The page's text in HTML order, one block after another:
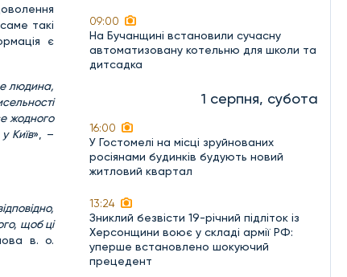
такі
є
людина,
жодного
Київ», –
щоб ці
в. о.
09:00
На Бучанщині встановили сучасну
автоматизовану котельню для школи та
дитсадка
1 серпня, субота
16:00
У Гостомелі на місці зруйнованих
росіянами будинків будують новий
житловий квартал
13:24
Зниклий безвісти 19-річний підліток із
Херсонщини воює у складі армії РФ:
уперше встановлено шокуючий
прецедент